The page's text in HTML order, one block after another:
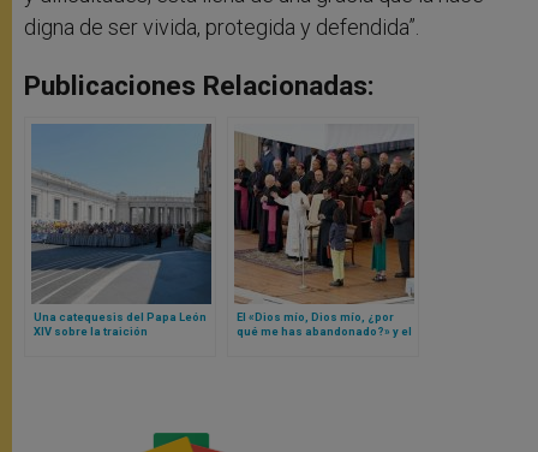
digna de ser vivida, protegida y defendida”.
Publicaciones Relacionadas:
Una catequesis del Papa León
XIV sobre la traición
El «Dios mío, Dios mío, ¿por
qué me has abandonado?» y el